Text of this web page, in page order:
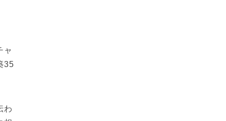
ャ
35
わ